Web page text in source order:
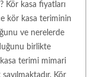
Kör kasa fiyatları
kör kasa teriminin
ve nerelerde
birlikte
terimi mimari
Kör